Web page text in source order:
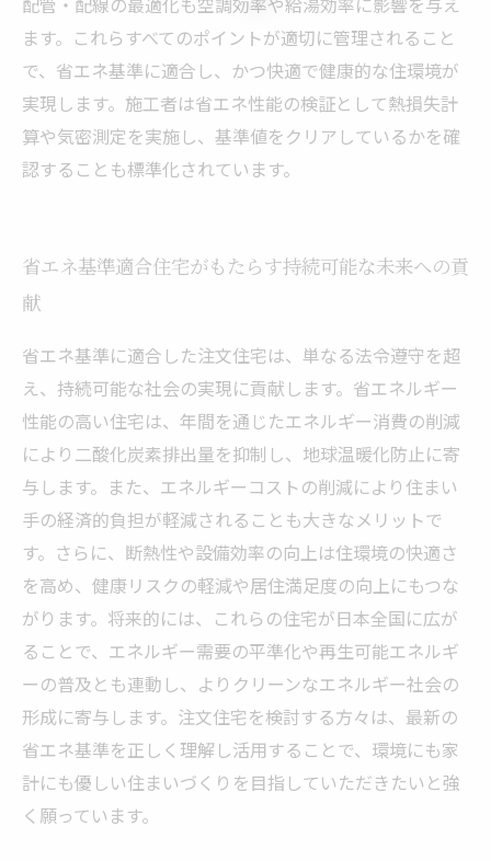
ます。これらすべてのポイントが適切に管理されること
で、省エネ基準に適合し、かつ快適で健康的な住環境が
実現します。施工者は省エネ性能の検証として熱損失計
算や気密測定を実施し、基準値をクリアしているかを確
認することも標準化されています。
省エネ基準適合住宅がもたらす持続可能な未来への貢
献
省エネ基準に適合した注文住宅は、単なる法令遵守を超
え、持続可能な社会の実現に貢献します。省エネルギー
性能の高い住宅は、年間を通じたエネルギー消費の削減
により二酸化炭素排出量を抑制し、地球温暖化防止に寄
与します。また、エネルギーコストの削減により住まい
手の経済的負担が軽減されることも大きなメリットで
す。さらに、断熱性や設備効率の向上は住環境の快適さ
を高め、健康リスクの軽減や居住満足度の向上にもつな
がります。将来的には、これらの住宅が日本全国に広が
ることで、エネルギー需要の平準化や再生可能エネルギ
ーの普及とも連動し、よりクリーンなエネルギー社会の
形成に寄与します。注文住宅を検討する方々は、最新の
省エネ基準を正しく理解し活用することで、環境にも家
計にも優しい住まいづくりを目指していただきたいと強
く願っています。